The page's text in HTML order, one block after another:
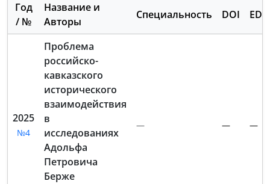
Год
/ №
Название и
Авторы
Специальность DOI EDN
2025
№4
Проблема
российско-
кавказского
исторического
взаимодействия
в
исследованиях
Адольфа
Петровича
Берже
— — —